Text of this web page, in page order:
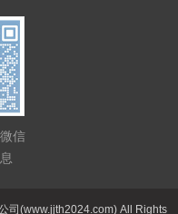
信
司(www.jjth2024.com) All Rights